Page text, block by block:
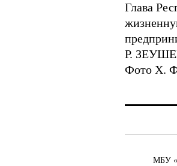
Глава
Р.
Фото Х.
МБУ